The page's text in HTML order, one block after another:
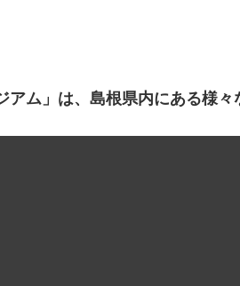
アム」は、島根県内にある様